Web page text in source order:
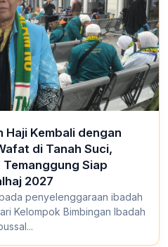
Haji Kembali dengan
di Tanah Suci,
Temanggung Siap
2027
penyelenggaraan ibadah
Kelompok Bimbingan Ibadah